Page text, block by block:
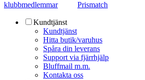
klubbmedlemmar Prismatch
Kundtjänst
Kundtjänst
Hitta butik/varuhus
Spåra din leverans
Support via fjärrhjälp
Bluffmail m.m.
Kontakta oss